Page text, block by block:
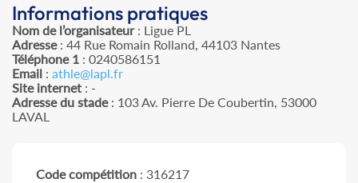
Informations pratiques
Nom de l’organisateur: Ligue PL
Adresse: 44 Rue Romain Rolland, 44103 Nantes
Téléphone 1 : 0240586151
Email : athle@lapl.fr
Site internet : -
Adresse du stade: 103 Av. Pierre De Coubertin, 53000
LAVAL
Code compétition : 316217